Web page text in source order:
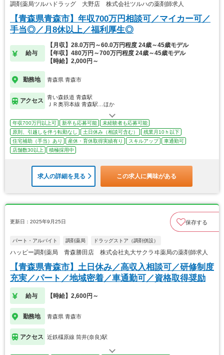
調剤薬局ツルハドラッグ 大野店 株式会社ツルハの薬剤師求人
【青森県青森市】年収700万円相談可／マイカー可／
手当◎／月8休以上／福利厚生◎
給与
【月収】28.0万円～60.0万円程度 24歳～45歳モデル
【年収】480万円～700万円程度 24歳～45歳モデル
【時給】2,000円～
勤務地 青森県 青森市
アクセス
青い森鉄道 青森駅
ＪＲ奥羽本線 青森駅…ほか
年収700万円以上可 新卒も応募可能
未経験者も応募可能
原則、引越しを伴う転勤なし
土日休み（相談可含む）
残業月10ｈ以下
住宅補助（手当）あり
産休・育休取得実績有り スキルアップ
車通勤可
店舗数30以上
積極採用中
求人の詳細を見る この求人に興味がある
更新日：2025年9月25日 保存する
パート・アルバイト 調剤薬局 ドラッグストア（調剤併設）
ハッピー調剤薬局 青森勝田店 株式会社丸大サクラヰ薬局の薬剤師求人
【青森県青森市】土日休み／高収入相談可／研修制度
充実／パート／地域密着／車通勤可／資格取得奨励
給与 【時給】2,600円～
勤務地 青森県 青森市
アクセス 近鉄橿原線 筒井(奈良)駅